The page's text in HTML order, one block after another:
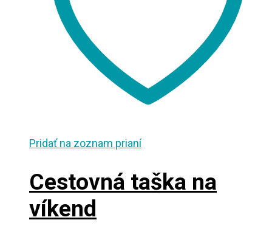
Pridať na zoznam prianí
Cestovná taška na
víkend